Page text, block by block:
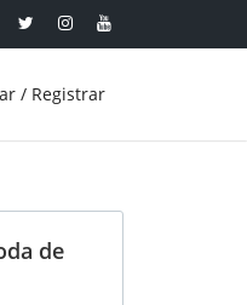
/ Registrar
de